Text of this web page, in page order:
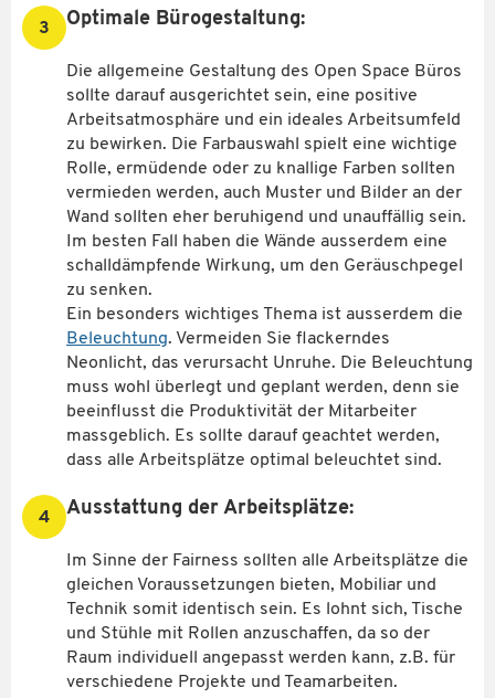
3 Optimale Bürogestaltung:
Die allgemeine Gestaltung des Open Space Büros
sollte darauf ausgerichtet sein, eine positive
Arbeitsatmosphäre und ein ideales Arbeitsumfeld
zu bewirken. Die Farbauswahl spielt eine wichtige
Rolle, ermüdende oder zu knallige Farben sollten
vermieden werden, auch Muster und Bilder an der
Wand sollten eher beruhigend und unauffällig sein.
Im besten Fall haben die Wände ausserdem eine
schalldämpfende Wirkung, um den Geräuschpegel
zu senken.
Ein besonders wichtiges Thema ist ausserdem die
Beleuchtung. Vermeiden Sie flackerndes
Neonlicht, das verursacht Unruhe. Die Beleuchtung
muss wohl überlegt und geplant werden, denn sie
beeinflusst die Produktivität der Mitarbeiter
massgeblich. Es sollte darauf geachtet werden,
dass alle Arbeitsplätze optimal beleuchtet sind.
4 Ausstattung der Arbeitsplätze:
Im Sinne der Fairness sollten alle Arbeitsplätze die
gleichen Voraussetzungen bieten, Mobiliar und
Technik somit identisch sein. Es lohnt sich, Tische
und Stühle mit Rollen anzuschaffen, da so der
Raum individuell angepasst werden kann, z.B. für
verschiedene Projekte und Teamarbeiten.